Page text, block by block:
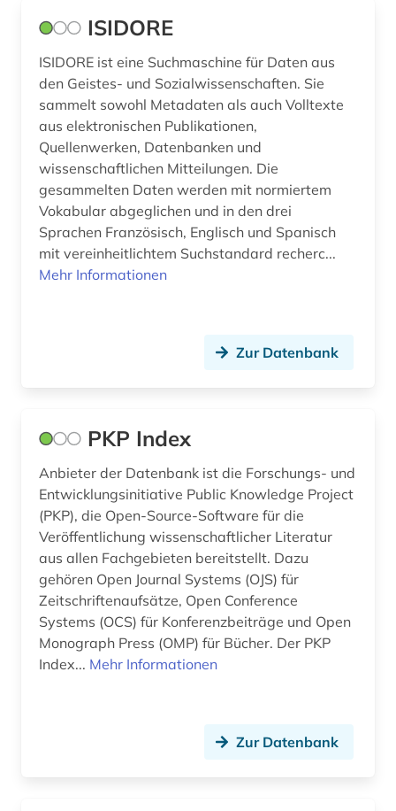
ISIDORE
ISIDORE ist eine Suchmaschine für Daten aus
den Geistes- und Sozialwissenschaften. Sie
sammelt sowohl Metadaten als auch Volltexte
aus elektronischen Publikationen,
Quellenwerken, Datenbanken und
wissenschaftlichen Mitteilungen. Die
gesammelten Daten werden mit normiertem
Vokabular abgeglichen und in den drei
Sprachen Französisch, Englisch und Spanisch
mit vereinheitlichtem Suchstandard recherc...
Mehr Informationen
Zur Datenbank
PKP Index
Anbieter der Datenbank ist die Forschungs- und
Entwicklungsinitiative Public Knowledge Project
(PKP), die Open-Source-Software für die
Veröffentlichung wissenschaftlicher Literatur
aus allen Fachgebieten bereitstellt. Dazu
gehören Open Journal Systems (OJS) für
Zeitschriftenaufsätze, Open Conference
Systems (OCS) für Konferenzbeiträge und Open
Monograph Press (OMP) für Bücher. Der PKP
Index... Mehr Informationen
Zur Datenbank